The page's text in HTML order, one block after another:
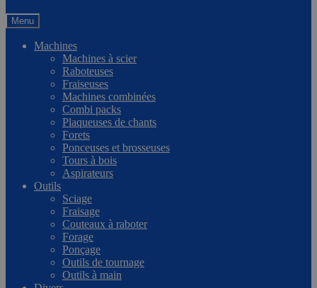
Menu
Machines
Machines à scier
Raboteuses
Fraiseuses
Machines combinées
Combi packs
Plaqueuses de chants
Forets
Ponceuses et brosseuses
Tours à bois
Aspirateurs
Outils
Sciage
Fraisage
Couteaux à raboter
Forage
Ponçage
Outils de tournage
Outils à main